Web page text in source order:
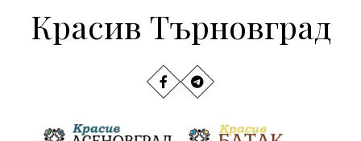
Красив Търновград